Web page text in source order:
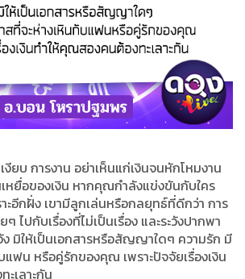
งียบ การงาน อย่าเห็นแก่เงินจนหักโหมงาน
หยื่อของเงิน หากคุณกำลังแข่งขันกับใคร
อีกฝั่ง เขามีลูกเล่นหรือกลยุทธ์ที่ดีกว่า การ
ๆ ไปกับเรื่องที่ไม่เป็นเรื่อง และระวังปากพา
ง มิให้เป็นเอกสารหรือสัญญาใดๆ ความรัก มี
แฟน หรือคู่รักของคุณ เพราะปัจจัยเรื่องเงิน
เลาะกัน